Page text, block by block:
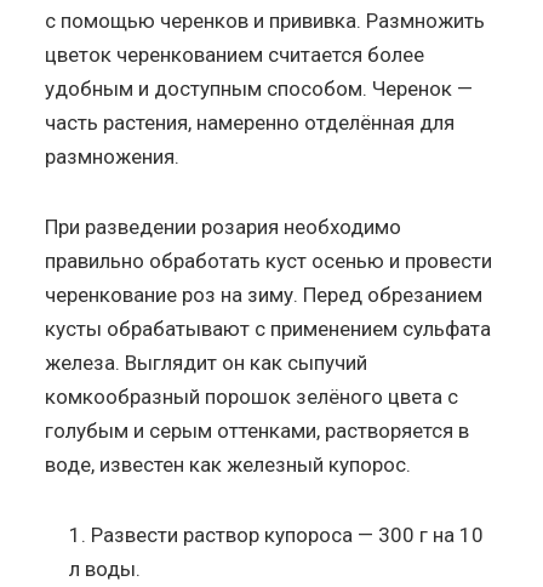
с помощью черенков и прививка. Размножить
цветок черенкованием считается более
удобным и доступным способом. Черенок —
часть растения, намеренно отделённая для
размножения.
При разведении розария необходимо
правильно обработать куст осенью и провести
черенкование роз на зиму. Перед обрезанием
кусты обрабатывают с применением сульфата
железа. Выглядит он как сыпучий
комкообразный порошок зелёного цвета с
голубым и серым оттенками, растворяется в
воде, известен как железный купорос.
Развести раствор купороса — 300 г на 10
л воды.